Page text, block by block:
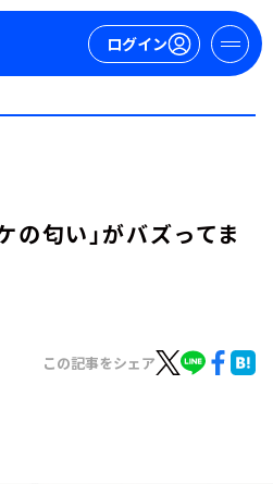
ログイン
の匂い」がバズってま
この記事をシェア